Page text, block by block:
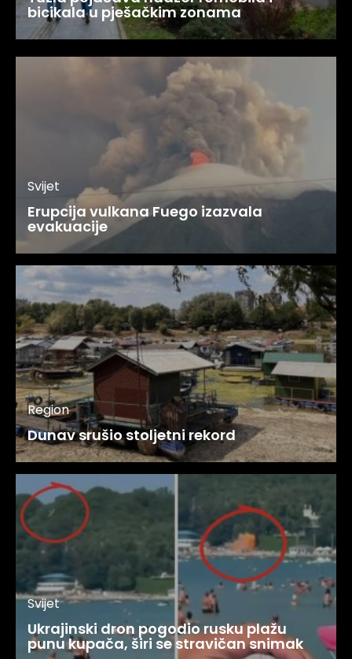
bicikala u pješačkim zonama
Svijet
Erupcija vulkana Fuego izazvala
evakuacije
Region
Dunav srušio stoljetni rekord
Svijet
Ukrajinski dron pogodio rusku plažu
punu kupača, širi se stravičan snimak